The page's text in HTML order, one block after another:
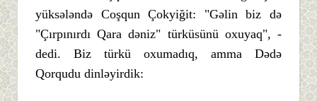
yüksələndə Coşqun Çokyiğit: "Gəlin biz də
"Çırpınırdı Qara dəniz" türküsünü oxuyaq", -
dedi. Biz türkü oxumadıq, amma Dədə
Qorqudu dinləyirdik: